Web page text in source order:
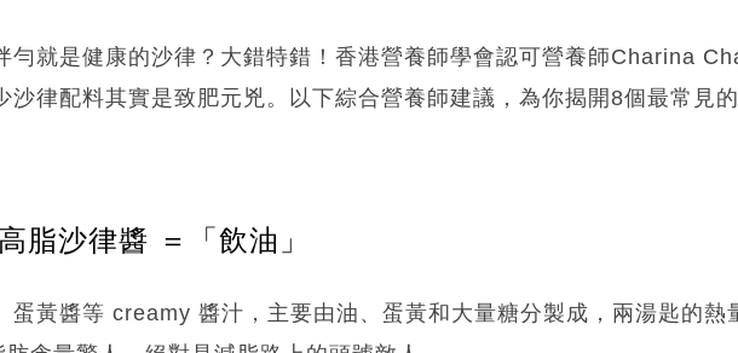
勻就是健康的沙律？大錯特錯！香港營養師學會認可營養師Charina
沙律配料其實是致肥元兇。以下綜合營養師建議，為你揭開8個最常見
脂沙律醬 ＝「飲油」
蛋黃醬等 creamy 醬汁，主要由油、蛋黃和大量糖分製成，兩湯匙的熱